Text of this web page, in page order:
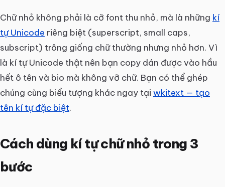
Chữ nhỏ không phải là cỡ font thu nhỏ, mà là những kí
tự Unicode riêng biệt (superscript, small caps,
subscript) trông giống chữ thường nhưng nhỏ hơn. Vì
là kí tự Unicode thật nên bạn copy dán được vào hầu
hết ô tên và bio mà không vỡ chữ. Bạn có thể ghép
chúng cùng biểu tượng khác ngay tại wkitext — tạo
tên kí tự đặc biệt.
Cách dùng kí tự chữ nhỏ trong 3
bước